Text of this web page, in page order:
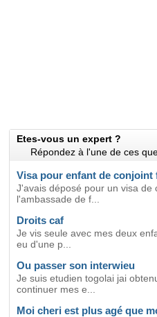
Etes-vous un expert ?
Répondez à l'une de ces
Visa pour enfant de conjoint
J'avais déposé pour un visa de
l'ambassade de f...
Droits caf
Je vis seule avec mes deux
eu d'une p...
Ou passer son interwieu
Je suis etudien togolai jai
continuer mes e...
Moi cheri est plus agé que